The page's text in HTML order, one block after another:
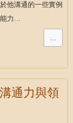
他溝通的一些實例
能力…
…
通力與領